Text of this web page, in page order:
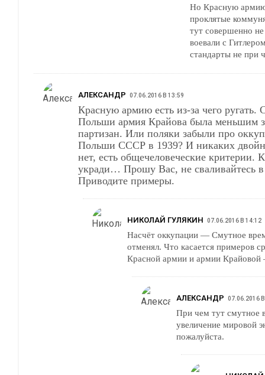
Но Красную
проклятые
тут совершенно
воевали с
стандарты не при
АЛЕКСАНДР 07.06.2016 В 13:59
Красную армию есть из-за чего ругать.
Польши армия Крайова была меньшим
партизан. Или поляки забыли про
Польши СССР в 1939? И никаких
нет, есть общечеловеческие критерии.
укради… Прошу Вас, не сваливайтесь в демагогию.
Приводите примеры.
НИКОЛАЙ ГУЛЯКИН 07.06.2016 В 14:12
Насчёт оккупации — Смутное
отменял. Что касается примеров
Красной армии и армии Крайовой
АЛЕКСАНДР 07.06.2016
При чем тут смутное
увеличение мировой
пожалуйста.